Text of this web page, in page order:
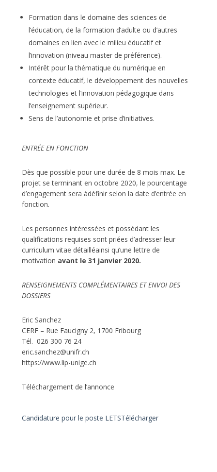
Formation dans le domaine des sciences de
l’éducation, de la formation d’adulte ou d’autres
domaines en lien avec le milieu éducatif et
l’innovation (niveau master de préférence).
Intérêt pour la thématique du numérique en
contexte éducatif, le développement des nouvelles
technologies et l’innovation pédagogique dans
l’enseignement supérieur.
Sens de l’autonomie et prise d’initiatives.
ENTRÉE EN FONCTION
Dès que possible pour une durée de 8 mois max. Le
projet se terminant en octobre 2020, le pourcentage
d’engagement sera àdéfinir selon la date d’entrée en
fonction.
Les personnes intéressées et possédant les
qualifications requises sont priées d’adresser leur
curriculum vitae détailléainsi qu’une lettre de
motivation avant le 31 janvier 2020.
RENSEIGNEMENTS COMPLÉMENTAIRES ET ENVOI DES
DOSSIERS
Eric Sanchez
CERF – Rue Faucigny 2, 1700 Fribourg
Tél. 026 300 76 24
eric.sanchez@unifr.ch
https://www.lip-unige.ch
Téléchargement de l’annonce
Candidature pour le poste LETSTélécharger